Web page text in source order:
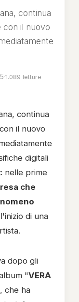
continua
con il nuovo
·1.089 letture
continua
il nuovo
digitali
nelle prime
che
di una
dopo gli
"VERA
che ha